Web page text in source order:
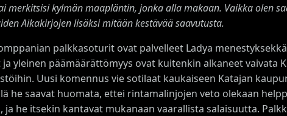
merkitsisi kylmän maapläntin, jonka alla makaan. Vaikka olen
Aikakirjojen lisäksimitään kestävää saavutusta.
palkkasoturit ovat palvelleet Ladya
ja yleinen päämäärättömyys ovat kuitenkin alkaneet vaivata
Uusi komennus vie sotilaat kaukaiseen Katajan
he saavat huomata, ettei rintamalinjojen veto olekaan
ja he itsekin kantavat mukanaan vaarallista salaisuutta.